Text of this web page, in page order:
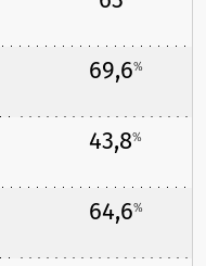
69,6%
43,8%
64,6%